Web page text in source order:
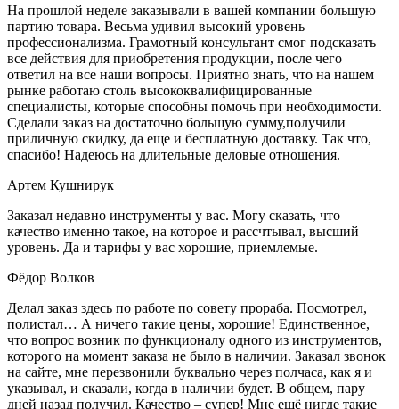
На прошлой неделе заказывали в вашей компании большую
партию товара. Весьма удивил высокий уровень
профессионализма. Грамотный консультант смог подсказать
все действия для приобретения продукции, после чего
ответил на все наши вопросы. Приятно знать, что на нашем
рынке работаю столь высококвалифицированные
специалисты, которые способны помочь при необходимости.
Сделали заказ на достаточно большую сумму,получили
приличную скидку, да еще и бесплатную доставку. Так что,
спасибо! Надеюсь на длительные деловые отношения.
Артем Кушнирук
Заказал недавно инструменты у вас. Могу сказать, что
качество именно такое, на которое и рассчтывал, высший
уровень. Да и тарифы у вас хорошие, приемлемые.
Фёдор Волков
Делал заказ здесь по работе по совету прораба. Посмотрел,
полистал… А ничего такие цены, хорошие! Единственное,
что вопрос возник по функционалу одного из инструментов,
которого на момент заказа не было в наличии. Заказал звонок
на сайте, мне перезвонили буквально через полчаса, как я и
указывал, и сказали, когда в наличии будет. В общем, пару
дней назад получил. Качество – супер! Мне ещё нигде такие